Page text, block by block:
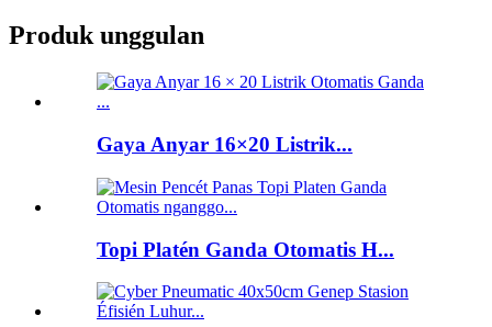
Produk unggulan
Gaya Anyar 16×20 Listrik...
Topi Platén Ganda Otomatis H...